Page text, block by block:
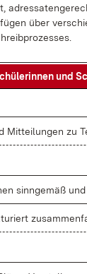
über
und
Mit­tei­lun­gen zu
sinn­ge­mäß